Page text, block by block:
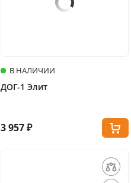
В НАЛИЧИИ
ДОГ-1 Элит
3 957 ₽